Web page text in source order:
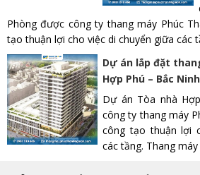
Phòng được công ty thang máy Phúc
tạo thuận lợi cho việc di chuyển giữa các
Dự án lắp đặt
Hợp Phú – Bắc Ninh
Dự án Tòa nhà
công ty thang máy
công tạo thuận lợi
các tầng. Thang